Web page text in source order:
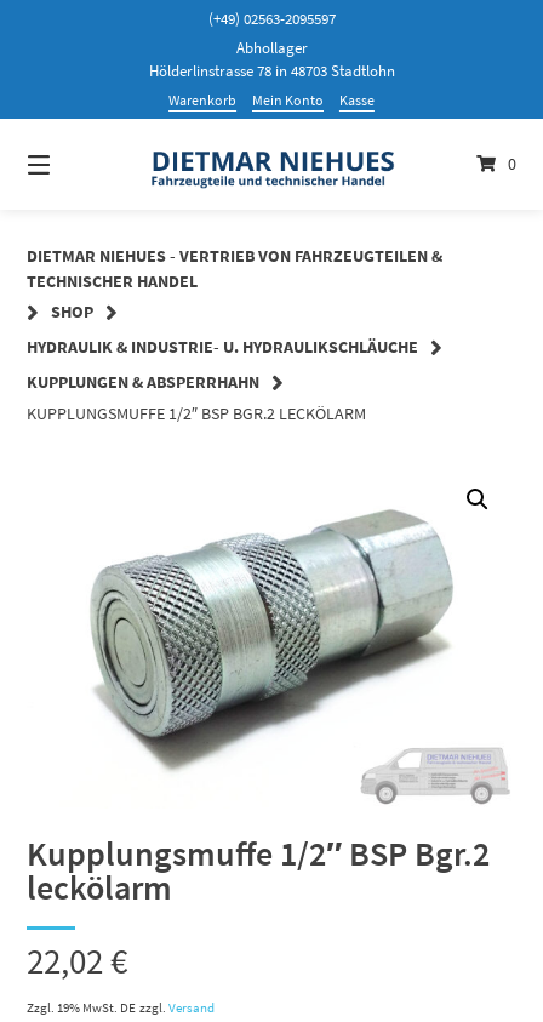
(+49) 02563-2095597
Abhollager
Hölderlinstrasse 78 in 48703 Stadtlohn
Warenkorb Mein Konto Kasse
0
DIETMAR NIEHUES - VERTRIEB VON FAHRZEUGTEILEN &
TECHNISCHER HANDEL
SHOP
HYDRAULIK & INDUSTRIE- U. HYDRAULIKSCHLÄUCHE
KUPPLUNGEN & ABSPERRHAHN
KUPPLUNGSMUFFE 1/2″ BSP BGR.2 LECKÖLARM
Kupplungsmuffe 1/2″ BSP Bgr.2
leckölarm
22,02€
Zzgl. 19% MwSt. DE zzgl.Versand